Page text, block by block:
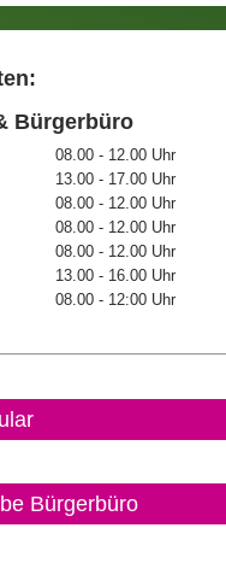
Bürgerbüro
08.00 - 12.00 Uhr
13.00 - 17.00 Uhr
08.00 - 12.00 Uhr
08.00 - 12.00 Uhr
08.00 - 12.00 Uhr
13.00 - 16.00 Uhr
08.00 - 12:00 Uhr
Bürgerbüro